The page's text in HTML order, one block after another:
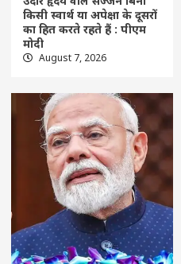
किसी स्वार्थ या अपेक्षा के दूसरों
का हित करते रहते हैं : पीएम
मोदी
August 7, 2026